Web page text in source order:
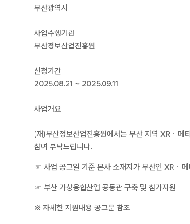
부산광역시
사업수행기관
부산정보산업진흥원
신청기간
2025.08.21 ~ 2025.09.11
사업개요
(재)부산정보산업진흥원에서는 부산 지역 XRㆍ메
참여 부탁드립니다.
☞ 사업 공고일 기준 본사 소재지가 부산인 XRㆍ메
☞ 부산 가상융합산업 공동관 구축 및 참가지원
※ 자세한 지원내용 공고문 참조